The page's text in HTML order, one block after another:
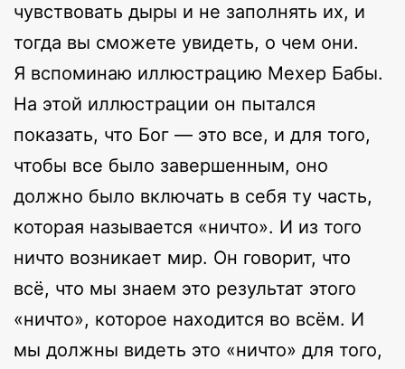
чувствовать дыры и не заполнять их, и
тогда вы сможете увидеть, о чем они.
Я вспоминаю иллюстрацию Мехер Бабы.
На этой иллюстрации он пытался
показать, что Бог — это все, и для того,
чтобы все было завершенным, оно
должно было включать в себя ту часть,
которая называется «ничто». И из того
ничто возникает мир. Он говорит, что
всё, что мы знаем это результат этого
«ничто», которое находится во всём. И
мы должны видеть это «ничто» для того,